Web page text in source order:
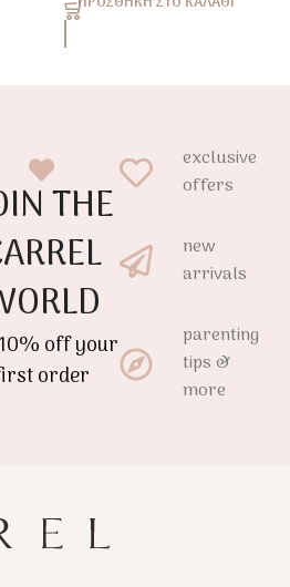
THE
off your
order
exclusive
offers
new
arrivals
parenting
tips &
more